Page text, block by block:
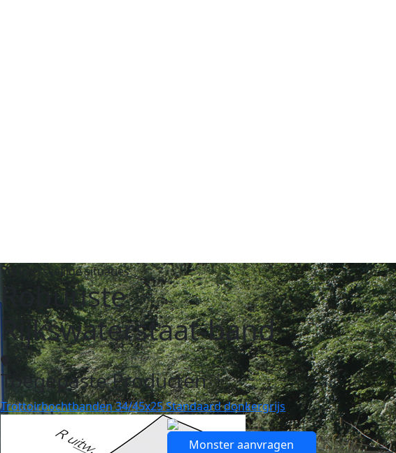
Verkeersveilige situaties
Robuuste
Rijkswaterstaat-band
Toegepaste Producten
Trottoirbochtbanden 34/45x25 Standaard donkergrijs
Monster aanvragen